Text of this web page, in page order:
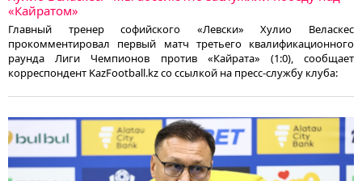
«Кайратом»
Главный тренер софийского «Левски» Хулио Веласкес
прокомментировал первый матч третьего квалификационного
раунда Лиги Чемпионов против «Кайрата» (1:0), сообщает
корреспондент KazFootball.kz со ссылкой на пресс-службу клуба: